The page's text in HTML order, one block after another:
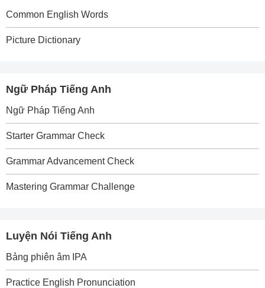
Common English Words
Picture Dictionary
Ngữ Pháp Tiếng Anh
Ngữ Pháp Tiếng Anh
Starter Grammar Check
Grammar Advancement Check
Mastering Grammar Challenge
Luyện Nói Tiếng Anh
Bảng phiên âm IPA
Practice English Pronunciation